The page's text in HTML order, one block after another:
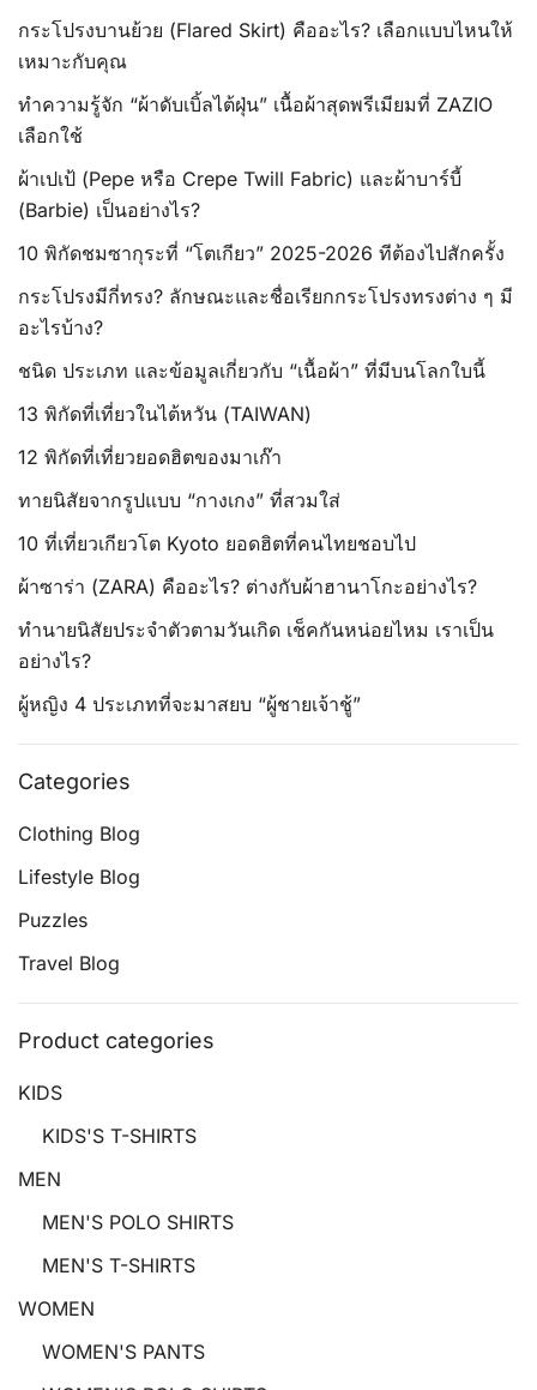
กระโปรงบานย้วย (Flared Skirt) คืออะไร? เลือกแบบไหนให้
เหมาะกับคุณ
ทำความรู้จัก “ผ้าดับเบิ้ลไต้ฝุ่น” เนื้อผ้าสุดพรีเมียมที่ ZAZIO
เลือกใช้
ผ้าเปเป้ (Pepe หรือ Crepe Twill Fabric) และผ้าบาร์บี้
(Barbie) เป็นอย่างไร?
10 พิกัดชมซากุระที่ “โตเกียว” 2025-2026 ทีต้องไปสักครั้ง
กระโปรงมีกี่ทรง? ลักษณะและชื่อเรียกกระโปรงทรงต่าง ๆ มี
อะไรบ้าง?
ชนิด ประเภท และข้อมูลเกี่ยวกับ “เนื้อผ้า” ที่มีบนโลกใบนี้
13 พิกัดที่เที่ยวในไต้หวัน (TAIWAN)
12 พิกัดที่เที่ยวยอดฮิตของมาเก๊า
ทายนิสัยจากรูปแบบ “กางเกง” ที่สวมใส่
10 ที่เที่ยวเกียวโต Kyoto ยอดฮิตที่คนไทยชอบไป
ผ้าซาร่า (ZARA) คืออะไร? ต่างกับผ้าฮานาโกะอย่างไร?
ทำนายนิสัยประจำตัวตามวันเกิด เช็คกันหน่อยไหม เราเป็น
อย่างไร?
ผู้หญิง 4 ประเภทที่จะมาสยบ “ผู้ชายเจ้าชู้”
Categories
Clothing Blog
Lifestyle Blog
Puzzles
Travel Blog
Product categories
KIDS
KIDS'S T-SHIRTS
MEN
MEN'S POLO SHIRTS
MEN'S T-SHIRTS
WOMEN
WOMEN'S PANTS